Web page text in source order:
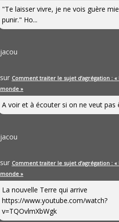
"Te laisser vivre, je ne vois guère
punir." Ho...
jacou
sur Comment traiter le sujet d’agrégation : «
monde »
A voir et à écouter si on ne veut pas
jacou
sur Comment traiter le sujet d’agrégation : «
monde »
La nouvelle Terre qui arrive
https://www.youtube.com/watch?
v=TQOvlmXbWgk